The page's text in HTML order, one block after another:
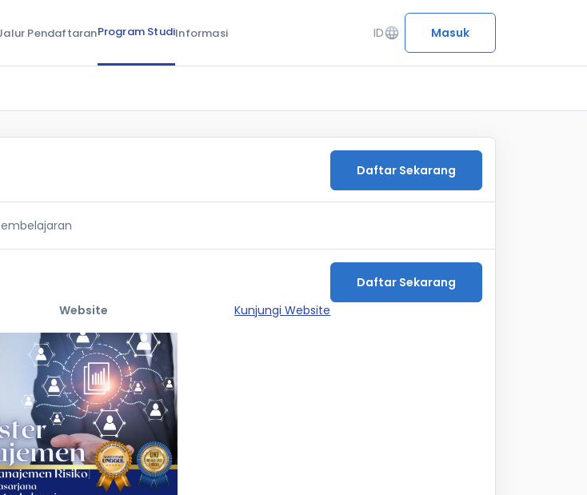
PendaftaranProgram StudiInformasi IDlanguage Masuk
Daftar Sekarang
Website Kunjungi Website
Daftar Sekarang